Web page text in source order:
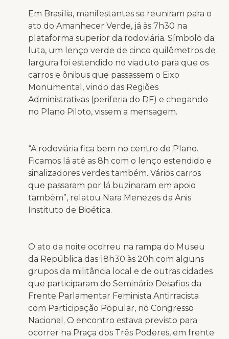
Em Brasília, manifestantes se reuniram para o
ato do Amanhecer Verde, já às 7h30 na
plataforma superior da rodoviária. Símbolo da
luta, um lenço verde de cinco quilômetros de
largura foi estendido no viaduto para que os
carros e ônibus que passassem o Eixo
Monumental, vindo das Regiões
Administrativas (periferia do DF) e chegando
no Plano Piloto, vissem a mensagem.
“A rodoviária fica bem no centro do Plano.
Ficamos lá até as 8h com o lenço estendido e
sinalizadores verdes também. Vários carros
que passaram por lá buzinaram em apoio
também”, relatou Nara Menezes da Anis
Instituto de Bioética.
O ato da noite ocorreu na rampa do Museu
da República das 18h30 às 20h com alguns
grupos da militância local e de outras cidades
que participaram do Seminário Desafios da
Frente Parlamentar Feminista Antirracista
com Participação Popular, no Congresso
Nacional. O encontro estava previsto para
ocorrer na Praça dos Três Poderes, em frente